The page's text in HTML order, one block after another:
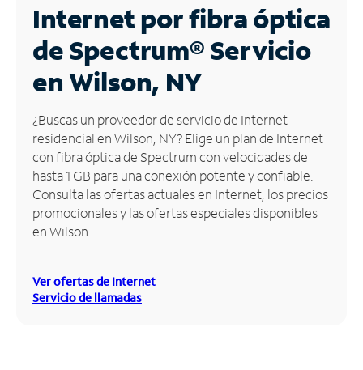
Business
Contáctanos
Inglés
Administrar
cuenta
Encuentra
una
tienda
Internet por fibra óptica
de Spectrum®Servicio
en Wilson, NY
¿Buscas un proveedor de servicio de Internet
residencial en Wilson, NY? Elige un plan de Internet
con fibra óptica de Spectrum con velocidades de
hasta 1 GB para una conexión potente y confiable.
Consulta las ofertas actuales en Internet, los precios
promocionales y las ofertas especiales disponibles
en Wilson.
Ver ofertas de Internet
Servicio de llamadas